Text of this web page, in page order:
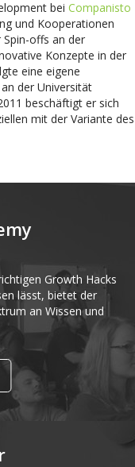
bei Companisto
und Kooperationen
offs an der
Konzepte in der
eine eigene
der Universität
beschäftigt er sich
mit der Variante des
Growth Hacks
lässt, bietet der
an Wissen und